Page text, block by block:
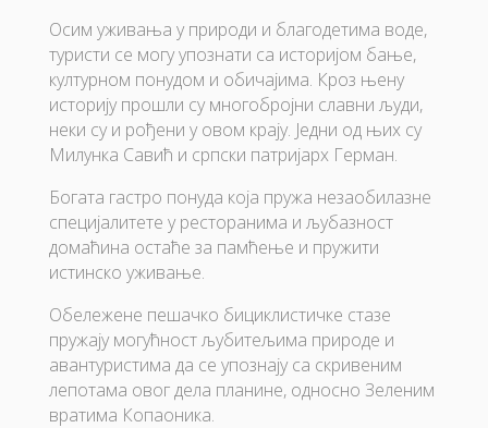
Осим уживања у природи и благодетима воде,
туристи се могу упознати са историјом бање,
културном понудом и обичајима. Кроз њену
историју прошли су многобројни славни људи,
неки су и рођени у овом крају. Једни од њих су
Милунка Савић и српски патријарх Герман.
Богата гастро понуда која пружа незаобилазне
специјалитете у ресторанима и љубазност
домаћина остаће за памћење и пружити
истинско уживање.
Обележене пешачко бициклистичке стазе
пружају могућност љубитељима природе и
авантуристима да се упознају са скривеним
лепотама овог дела планине, односно Зеленим
вратима Копаоника.